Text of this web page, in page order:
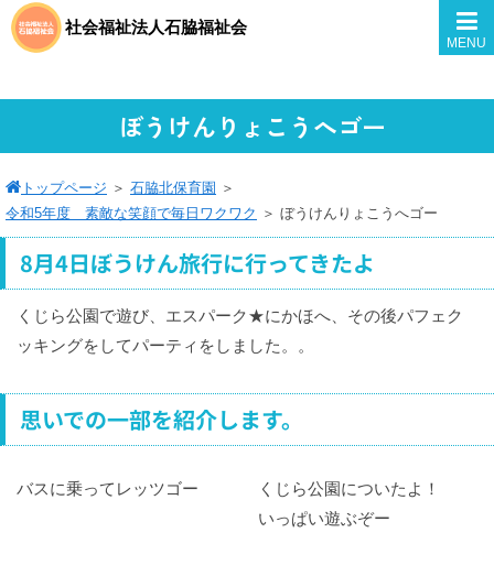
社会福祉法人石脇福祉会
MENU
ぼうけんりょこうへゴー
トップページ ＞ 石脇北保育園 ＞
令和5年度 素敵な笑顔で毎日ワクワク ＞ ぼうけんりょこうへゴー
8月4日ぼうけん旅行に行ってきたよ
くじら公園で遊び、エスパーク★にかほへ、その後パフェク
ッキングをしてパーティをしました。。
思いでの一部を紹介します。
バスに乗ってレッツゴー
くじら公園についたよ！
いっぱい遊ぶぞー